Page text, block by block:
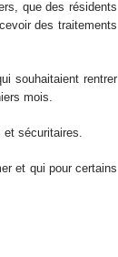
que des résidents
des traitements
souhaitaient rentrer
mois.
et sécuritaires.
et qui pour certains